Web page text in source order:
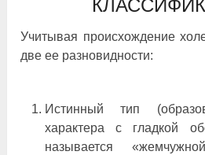
Учитывая происхождение
две ее разновидности:
Истинный тип
характера с гладкой
называется